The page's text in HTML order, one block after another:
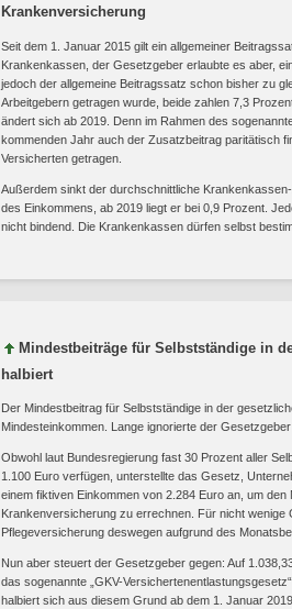
Krankenversicherung
Seit dem 1. Januar 2015 gilt ein allgemeiner
Krankenkassen, der Gesetzgeber erlaubte es aber,
jedoch der allgemeine Beitragssatz schon bisher zu
Arbeitgebern getragen wurde, beide zahlen 7,3
ändert sich ab 2019. Denn im Rahmen des
kommenden Jahr auch der Zusatzbeitrag paritätisch
Versicherten getragen.
Außerdem sinkt der durchschnittliche
des Einkommens, ab 2019 liegt er bei 0,9 Prozent.
nicht bindend. Die Krankenkassen dürfen selbst
Mindestbeiträge für Selbstständige in
halbiert
Der Mindestbeitrag für Selbstständige in der
Mindesteinkommen. Lange ignorierte der
Obwohl laut Bundesregierung fast 30 Prozent aller
1.100 Euro verfügen, unterstellte das Gesetz,
einem fiktiven Einkommen von 2.284 Euro an, um
Krankenversicherung zu errechnen. Für nicht
Pflegeversicherung deswegen aufgrund des
Nun aber steuert der Gesetzgeber gegen: Auf
das sogenannte „GKV-
halbiert sich aus diesem Grund ab dem 1. Januar